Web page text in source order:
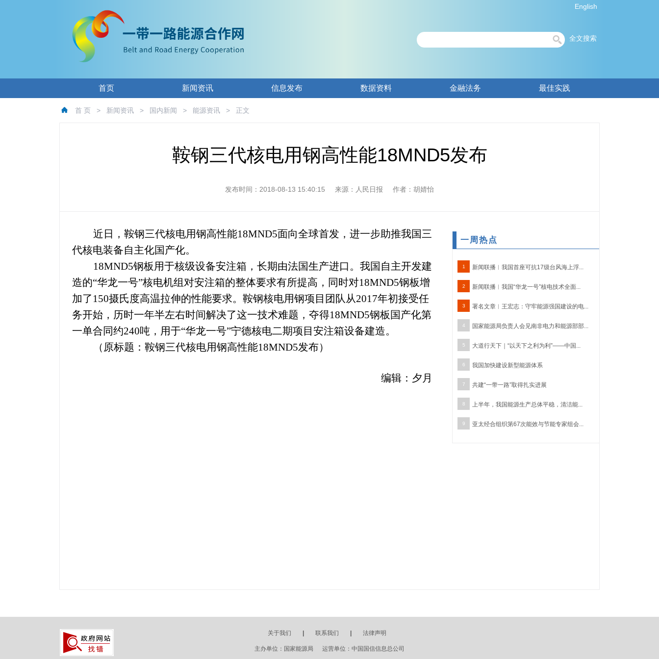
English
全文搜索
首页 新闻资讯 信息发布 数据资料 金融法务 最佳实践
首 页 > 新闻资讯 > 国内新闻 > 能源资讯 > 正文
鞍钢三代核电用钢高性能18MND5发布
发布时间：2018-08-13 15:40:15 来源：人民日报 作者：胡婧怡
近日，鞍钢三代核电用钢高性能18MND5面向全球首发，进一步助推我国三
代核电装备自主化国产化。
18MND5钢板用于核级设备安注箱，长期由法国生产进口。我国自主开发建
造的“华龙一号”核电机组对安注箱的整体要求有所提高，同时对18MND5钢板增
加了 150摄氏度高温拉伸的性能要求。鞍钢核电用钢项目团队从2017年初接受任
务开始，历时一年半左右时间解决了这一技术难题，夺得18MND5钢板国产化第
一单合同约240吨，用于“华龙一号”宁德核电二期项目安注箱设备建造。
（原标题：鞍钢三代核电用钢高性能18MND5发布）
编辑 ： 夕月
一周热点
1 新闻联播︱我国首座可抗17级台风海上浮...
2 新闻联播︱我国“华龙一号”核电技术全面...
3 署名文章︱王宏志：守牢能源强国建设的电...
4 国家能源局负责人会见南非电力和能源部部...
5 大道行天下｜“以天下之利为利”——中国...
6 我国加快建设新型能源体系
7 共建“一带一路”取得扎实进展
8 上半年，我国能源生产总体平稳，清洁能...
9 亚太经合组织第67次能效与节能专家组会...
关于我们 联系我们 法律声明
主办单位：国家能源局 运营单位：中国国信信息总公司